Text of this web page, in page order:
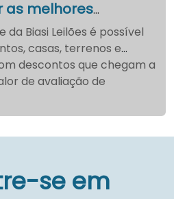
as melhores
leilões Biasi
da Biasi Leilões é possível
casas, terrenos e
descontos que chegam a
de avaliação de
oportunidade real —
bancos brasileiros — e
se em